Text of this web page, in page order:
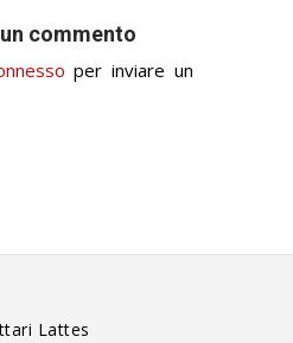
commento
per inviare un
Lattes